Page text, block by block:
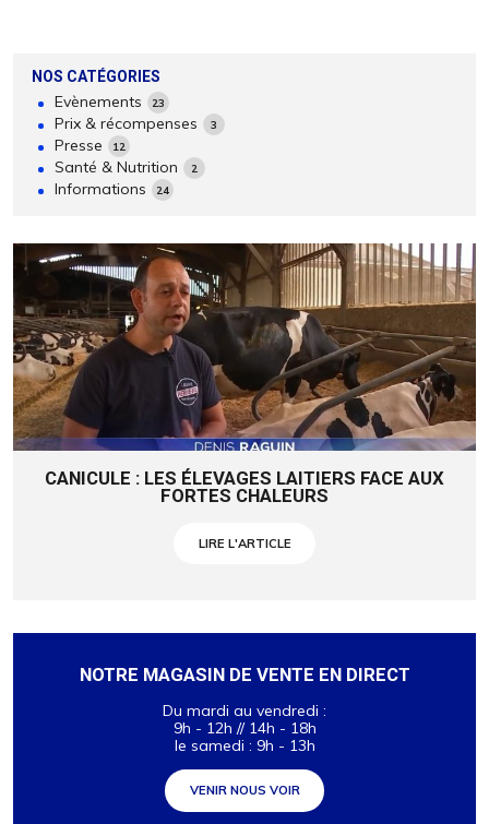
NOS CATÉGORIES
Evènements 23
Prix & récompenses 3
Presse 12
Santé & Nutrition 2
Informations 24
CANICULE : LES ÉLEVAGES LAITIERS FACE AUX
FORTES CHALEURS
LIRE L'ARTICLE
NOTRE MAGASIN DE VENTE EN DIRECT
Du mardi au vendredi :
9h - 12h // 14h - 18h
le samedi : 9h - 13h
VENIR NOUS VOIR